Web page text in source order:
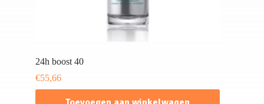
24h boost 40
€55,66